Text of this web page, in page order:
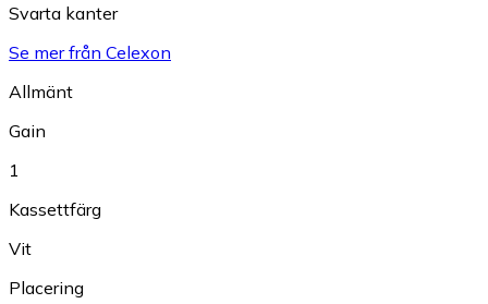
Svarta kanter
Se mer från Celexon
Allmänt
Gain
1
Kassettfärg
Vit
Placering